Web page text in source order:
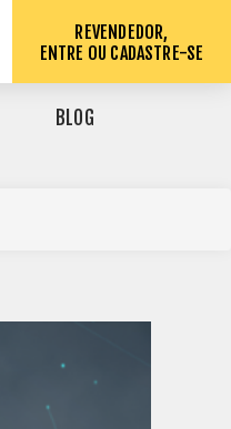
REVENDEDOR,
ENTRE OU CADASTRE-SE
BLOG